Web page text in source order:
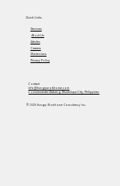
Services
About Us
Articles
Careers
Masterclass
Privacy Policy
Quick Links
Contact
info@hungryworkhorse.com
Commercenter Alabang, Muntinlupa City, Philippines
© 2025 Hungry Workhorse Consultancy Inc.